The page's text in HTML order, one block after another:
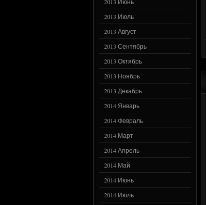
2013 Июль
2013 Август
2013 Сентябрь
2013 Октябрь
2013 Ноябрь
2013 Декабрь
2014 Январь
2014 Февраль
2014 Март
2014 Апрель
2014 Май
2014 Июнь
2014 Июль